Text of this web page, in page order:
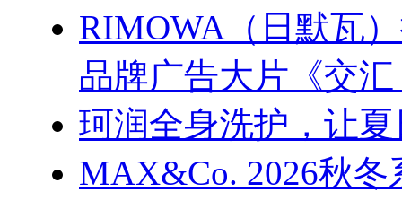
RIMOWA（日默瓦
品牌广告大片《交
珂润全身洗护，让
MAX&Co. 2026秋